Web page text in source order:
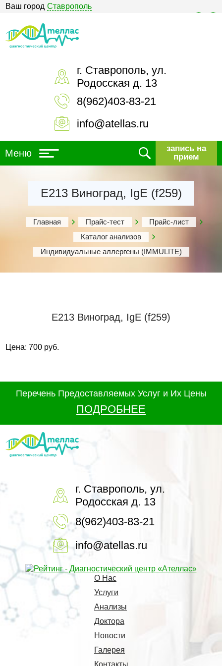
Ваш город Ставрополь
г. Ставрополь, ул.
Родосская д. 13
8(962)403-83-21
info@atellas.ru
Меню
запись на
прием
Е213 Виноград, IgE (f259)
Главная Прайс-тест
Прайс-лист
Каталог анализов
Индивидуальные аллергены (IMMULITE)
Е213 Виноград, IgE (f259)
Цена: 700 руб.
Перечень Предоставляемых Услуг и Их Цены
ПОДРОБНЕЕ
г. Ставрополь, ул.
Родосская д. 13
8(962)403-83-21
info@atellas.ru
О Нас
Услуги
Анализы
Доктора
Новости
Галерея
Контакты